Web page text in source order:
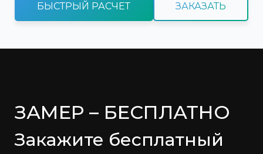
БЫСТРЫЙ РАСЧЕТ ЗАКАЗАТЬ
ЗАМЕР – БЕСПЛАТНО
Закажите бесплатный